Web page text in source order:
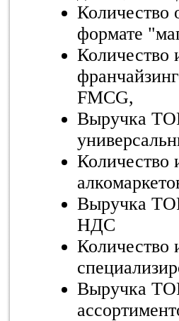
Количество
формате
Количество
FMCG,
Выручка
Количество
Выручка
НДС
Количество
Выручка